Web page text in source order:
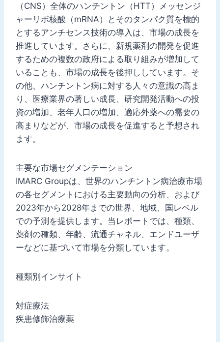
（CNS）全体のハンチントン（HTT）メッセンジ
ャーリボ核酸（mRNA）とそのタンパク質を標的
とするアンチセンス技術の導入は、市場の成長を
推進しています。さらに、新規薬剤の開発を促進
するための複数の政府による取り組みが増加して
いることも、市場の成長を後押ししています。そ
の他、ハンチントン病に対する人々の意識の高ま
り、医療業界の著しい成長、研究開発活動への投
資の増加、老年人口の増加、適応外薬への需要の
高まりなどが、市場の成長を促進すると予想され
ます。
主要な市場セグメンテーション
IMARC Groupは、世界のハンチントン病治療市場
の各セグメントにおける主要動向の分析、および
2023年から2028年までの世界、地域、国レベル
での予測を提供します。当レポートでは、種類、
薬剤の種類、年齢、流通チャネル、エンドユーザ
ーなどに基づいて市場を分類しています。
種類別インサイト
対症療法
疾患修飾治療薬